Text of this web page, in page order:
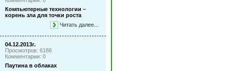
Компьютерные технологии –
корень зла для точки роста
Читать далее...
04.12.2013г.
Просмотров: 6188
Комментарии: 0
Паутина в облаках